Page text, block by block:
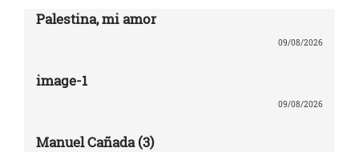
Palestina, mi amor
09/08/2026
image-1
09/08/2026
Manuel Cañada (3)